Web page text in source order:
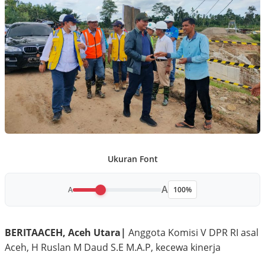
Ukuran Font
A A 100%
BERITAACEH, Aceh Utara| Anggota Komisi V DPR RI asal
Aceh, H Ruslan M Daud S.E M.A.P, kecewa kinerja